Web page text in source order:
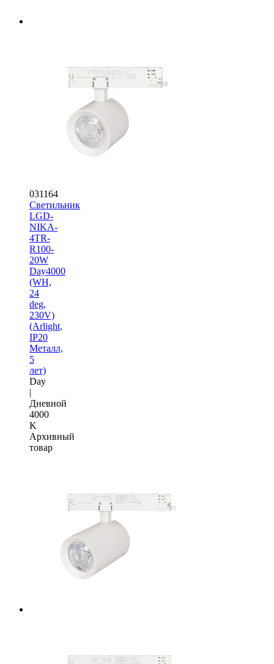
031164
Светильник
LGD-
NIKA-
4TR-
R100-
20W
Day4000
(WH,
24
deg,
230V)
(Arlight,
IP20
Металл,
5
лет)
Day
|
Дневной
4000
K
Архивный
товар